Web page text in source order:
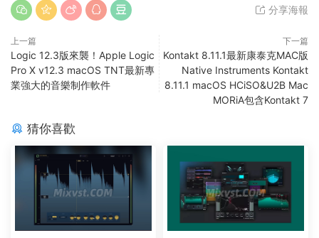
分享海報
上一篇
Logic 12.3版來襲！Apple Logic
Pro X v12.3 macOS TNT最新專
業強大的音樂制作軟件
下一篇
Kontakt 8.11.1最新康泰克MAC版
Native Instruments Kontakt
8.11.1 macOS HCiSO&U2B Mac
MORiA包含Kontakt 7
猜你喜歡